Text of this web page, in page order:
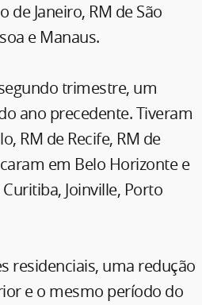
de Janeiro, RM de São
e Manaus.
trimestre, um
ano precedente. Tiveram
RM de Recife, RM de
em Belo Horizonte e
Joinville, Porto
residenciais, uma redução
e o mesmo período do